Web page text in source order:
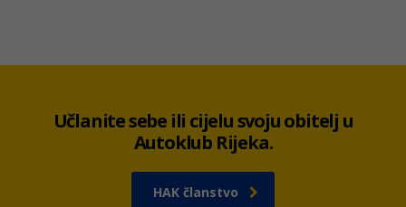
Učlanite sebe ili cijelu svoju obitelj u
Autoklub Rijeka.
HAK članstvo